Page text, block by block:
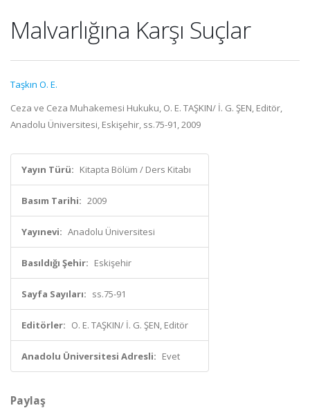
Malvarlığına Karşı Suçlar
Taşkın O. E.
Ceza ve Ceza Muhakemesi Hukuku, O. E. TAŞKIN/ İ. G. ŞEN, Editör,
Anadolu Üniversitesi, Eskişehir, ss.75-91, 2009
Yayın Türü: Kitapta Bölüm / Ders Kitabı
Basım Tarihi: 2009
Yayınevi: Anadolu Üniversitesi
Basıldığı Şehir: Eskişehir
Sayfa Sayıları: ss.75-91
Editörler: O. E. TAŞKIN/ İ. G. ŞEN, Editör
Anadolu Üniversitesi Adresli: Evet
Paylaş